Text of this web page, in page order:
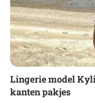
Lingerie model
kanten pakjes